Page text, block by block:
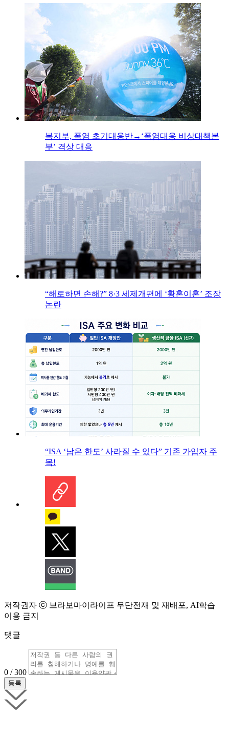
복지부, 폭염 초기대응반→‘폭염대응 비상대책본
부’ 격상 대응
“해로하면 손해?” 8·3 세제개편에 ‘황혼이혼’ 조장
논란
“ISA ‘남은 한도’ 사라질 수 있다” 기존 가입자 주
목!
저작권자 ⓒ 브라보마이라이프 무단전재 및 재배포, AI학습
이용 금지
댓글
0 / 300